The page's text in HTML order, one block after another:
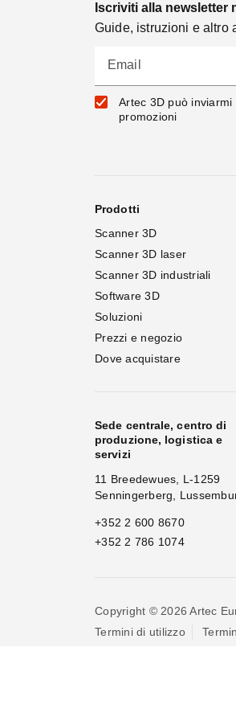
Iscriviti alla newsletter
Guide, istruzioni e altro
Email
Artec 3D può inviarmi
promozioni
Prodotti
Scanner 3D
Scanner 3D laser
Scanner 3D industriali
Software 3D
Soluzioni
Prezzi e negozio
Dove acquistare
Sede centrale, centro di
produzione, logistica e
servizi
11 Breedewues, L-1259
Senningerberg,
+352 2 600 8670
+352 2 786 1074
Copyright © 2026 Artec
Termini di utilizzo